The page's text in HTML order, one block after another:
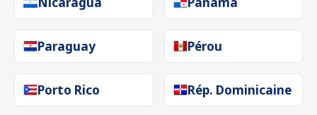
Paraguay Pérou
Porto Rico Rép. Dominicaine